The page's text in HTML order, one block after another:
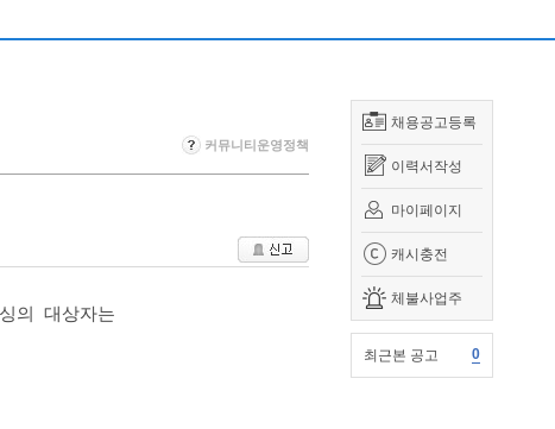
채용공고등록
이력서작성
마이페이지
캐시충전
체불사업주
최근본 공고 0
커뮤니티운영정책
의 대상자는